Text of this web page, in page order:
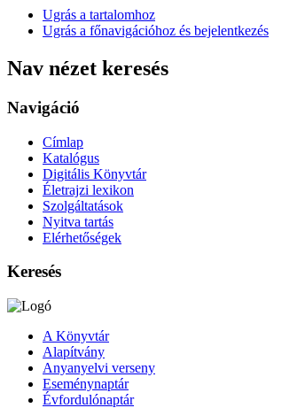
Ugrás a tartalomhoz
Ugrás a főnavigációhoz és bejelentkezés
Nav nézet keresés
Navigáció
Címlap
Katalógus
Digitális Könyvtár
Életrajzi lexikon
Szolgáltatások
Nyitva tartás
Elérhetőségek
Keresés
A Könyvtár
Alapítvány
Anyanyelvi verseny
Eseménynaptár
Évfordulónaptár